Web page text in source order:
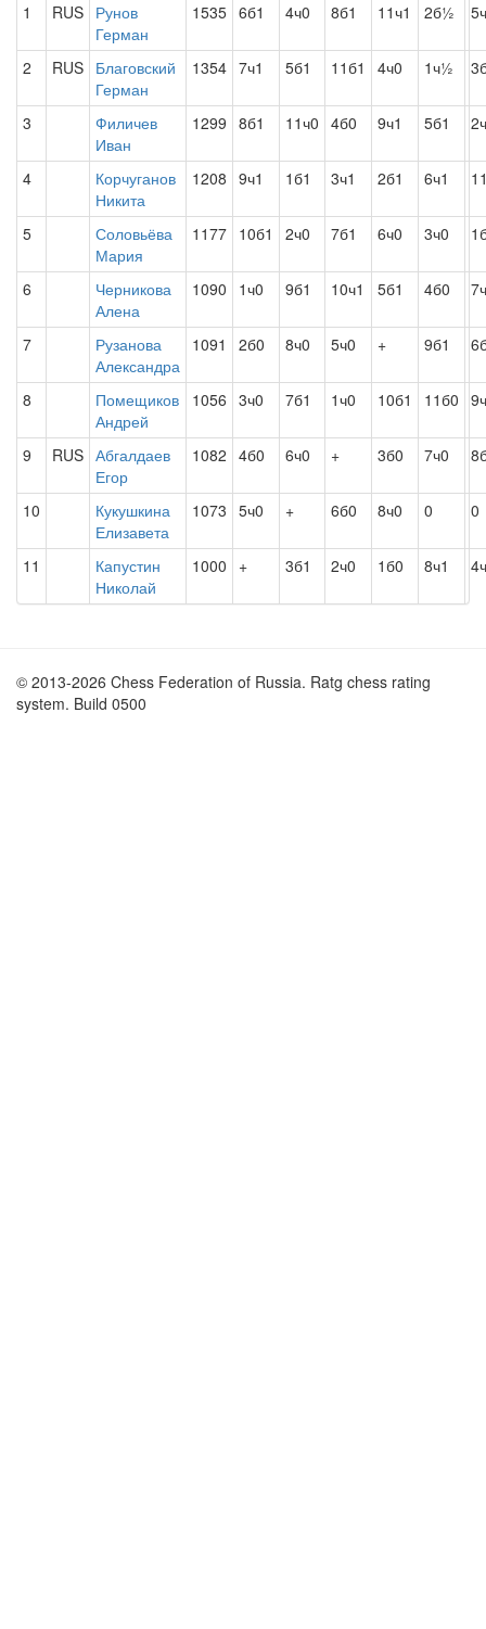
1
RUS Рунов
Герман
1535 6б1 4ч0 8б1 11ч1 2б½
2 RUS Благовский
Герман
1354 7ч1 5б1 11б1 4ч0 1ч½
3
Филичев
Иван
1299 8б1 11ч0 4б0 9ч1 5б1
4
Корчуганов
Никита
1208 9ч1 1б1 3ч1 2б1 6ч1
5
Соловьёва
Мария
1177 10б1 2ч0 7б1 6ч0 3ч0
6
Черникова
Алена
1090 1ч0 9б1 10ч1 5б1 4б0
7
Рузанова
Александра
1091 2б0 8ч0 5ч0 + 9б1
8
Помещиков
Андрей
1056 3ч0 7б1 1ч0 10б1 11б0
9 RUS Абгалдаев
Егор
1082 4б0 6ч0 + 3б0 7ч0
10
Кукушкина
Елизавета
1073 5ч0 + 6б0 8ч0 0 0
11
Капустин
Николай
1000 + 3б1 2ч0 1б0 8ч1
© 2013-2026 Chess Federation of Russia. Ratg chess rating
system. Build 0500